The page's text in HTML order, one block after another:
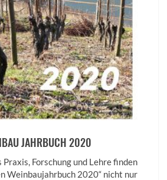
JAHRBUCH 2020
Forschung und Lehre finden
Weinbaujahrbuch 2020“ nicht nur